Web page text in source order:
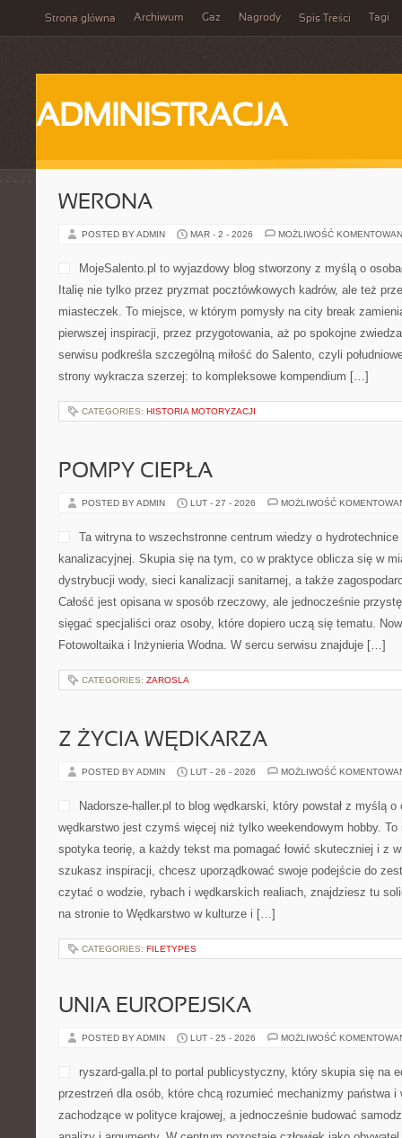
Strona główna Archiwum Gaz Nagrody Spis Treści Tagi
ADMINISTRACJA
WERONA
POSTED BY ADMIN MAR - 2 - 2026 MOŻLIWOŚĆ
MojeSalento.pl to wyjazdowy blog stworzony z myślą o
Italię nie tylko przez pryzmat pocztówkowych kadrów, ale też
miasteczek. To miejsce, w którym pomysły na city break
pierwszej inspiracji, przez przygotowania, aż po spokojne
serwisu podkreśla szczególną miłość do Salento, czyli
strony wykracza szerzej: to kompleksowe kompendium […]
CATEGORIES: HISTORIA MOTORYZACJI
POMPY CIEPŁA
POSTED BY ADMIN LUT - 27 - 2026 MOŻLIWOŚĆ
Ta witryna to wszechstronne centrum wiedzy o
kanalizacyjnej. Skupia się na tym, co w praktyce oblicza się w
dystrybucji wody, sieci kanalizacji sanitarnej, a także
Całość jest opisana w sposób rzeczowy, ale jednocześnie
sięgać specjaliści oraz osoby, które dopiero uczą się tematu.
Fotowoltaika i Inżynieria Wodna. W sercu serwisu znajduje […]
CATEGORIES: ZAROSLA
Z ŻYCIA WĘDKARZA
POSTED BY ADMIN LUT - 26 - 2026 MOŻLIWOŚĆ
Nadorsze-haller.pl to blog wędkarski, który powstał z myślą
wędkarstwo jest czymś więcej niż tylko weekendowym hobby.
spotyka teorię, a każdy tekst ma pomagać łowić skuteczniej i z
szukasz inspiracji, chcesz uporządkować swoje podejście do
czytać o wodzie, rybach i wędkarskich realiach, znajdziesz tu
na stronie to Wędkarstwo w kulturze i […]
CATEGORIES: FILETYPES
UNIA EUROPEJSKA
POSTED BY ADMIN LUT - 25 - 2026 MOŻLIWOŚĆ
ryszard-galla.pl to portal publicystyczny, który skupia się na
przestrzeń dla osób, które chcą rozumieć mechanizmy państwa
zachodzące w polityce krajowej, a jednocześnie budować